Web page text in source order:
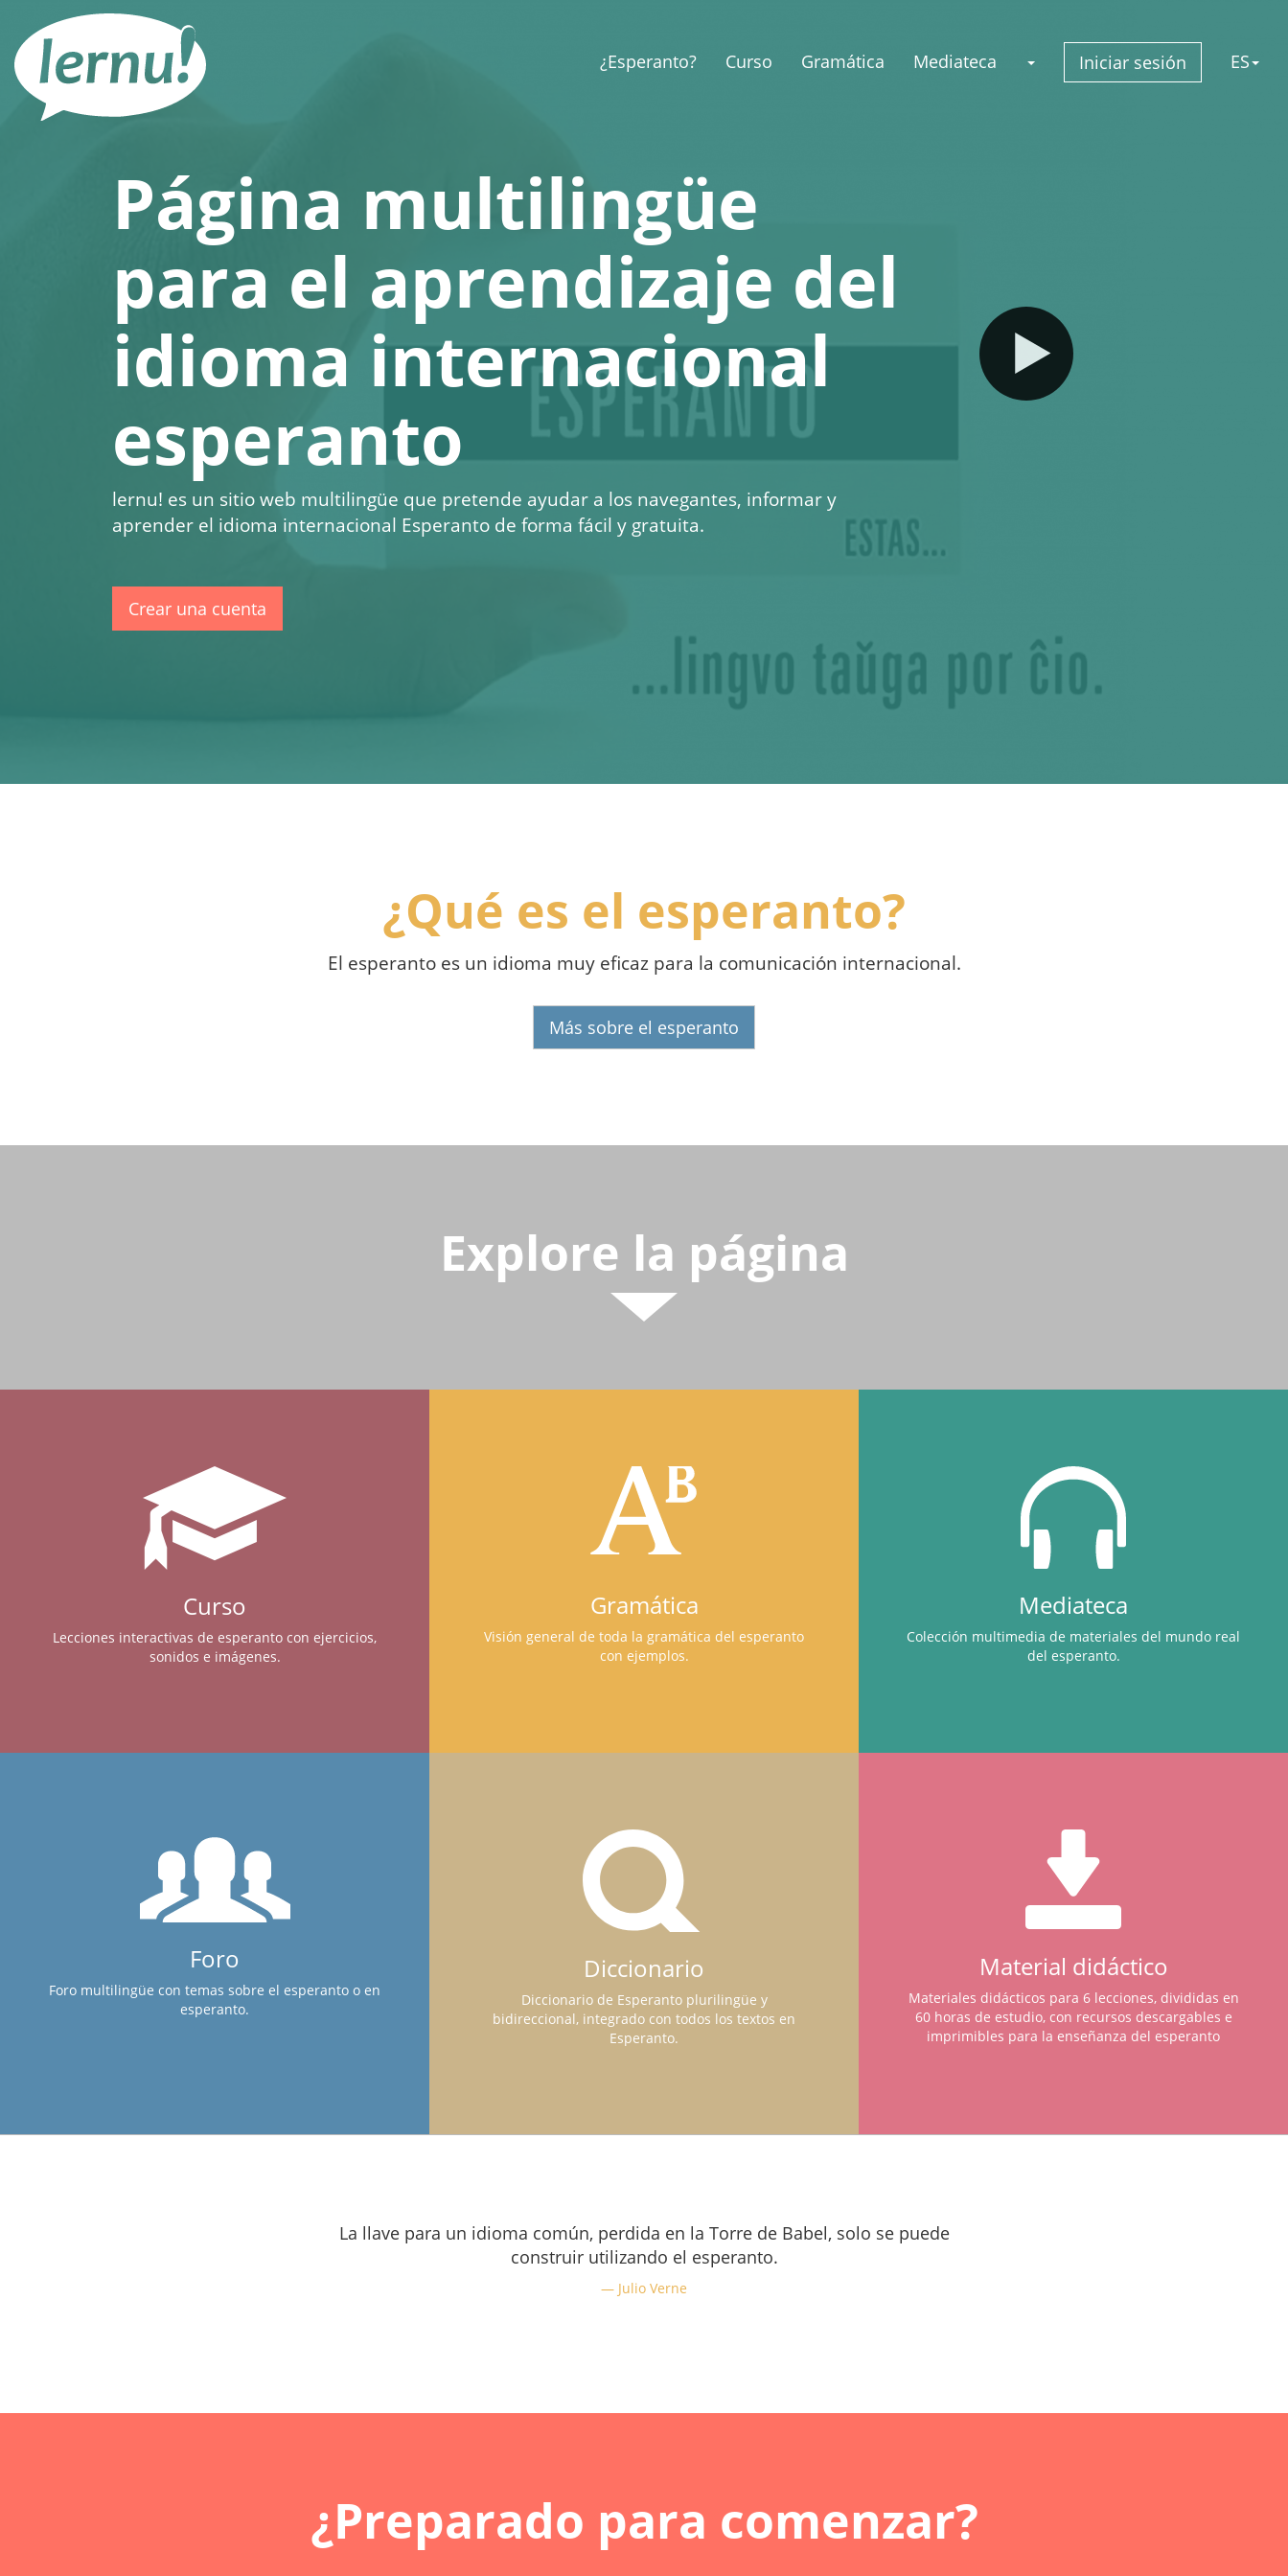
¿Esperanto? Curso Gramática Mediateca Iniciar sesión ES
Página multilingüe
para el aprendizaje del
idioma internacional
esperanto
lernu! es un sitio web multilingüe que pretende ayudar a los navegantes, informar y
aprender el idioma internacional Esperanto de forma fácil y gratuita.
Crear una cuenta
¿Qué es el esperanto?
El esperanto es un idioma muy eficaz para la comunicación internacional.
Más sobre el esperanto
Explore la página
Curso
Lecciones interactivas de esperanto con ejercicios,
sonidos e imágenes.
Gramática
Visión general de toda la gramática del esperanto
con ejemplos.
Mediateca
Colección multimedia de materiales del mundo real
del esperanto.
Foro
Foro multilingüe con temas sobre el esperanto o en
esperanto.
Diccionario
Diccionario de Esperanto plurilingüe y
bidireccional, integrado con todos los textos en
Esperanto.
Material didáctico
Materiales didácticos para 6 lecciones, divididas en
60 horas de estudio, con recursos descargables e
imprimibles para la enseñanza del esperanto
La llave para un idioma común, perdida en la Torre de Babel, solo se puede
construir utilizando el esperanto.
Julio Verne
¿Preparado para comenzar?